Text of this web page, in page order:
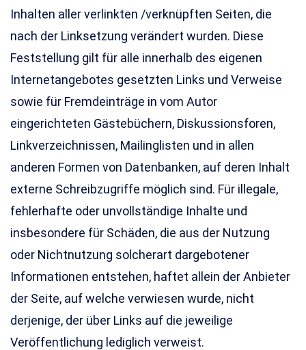
Inhalten aller verlinkten /verknüpften Seiten, die
nach der Linksetzung verändert wurden. Diese
Feststellung gilt für alle innerhalb des eigenen
Internetangebotes gesetzten Links und Verweise
sowie für Fremdeinträge in vom Autor
eingerichteten Gästebüchern, Diskussionsforen,
Linkverzeichnissen, Mailinglisten und in allen
anderen Formen von Datenbanken, auf deren Inhalt
externe Schreibzugriffe möglich sind. Für illegale,
fehlerhafte oder unvollständige Inhalte und
insbesondere für Schäden, die aus der Nutzung
oder Nichtnutzung solcherart dargebotener
Informationen entstehen, haftet allein der Anbieter
der Seite, auf welche verwiesen wurde, nicht
derjenige, der über Links auf die jeweilige
Veröffentlichung lediglich verweist.